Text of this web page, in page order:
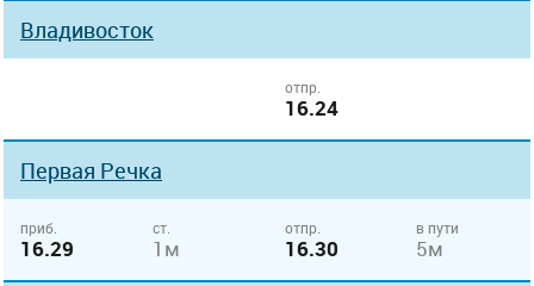
Владивосток
отпр.
16.24
Первая Речка
приб.
16.29
ст.
1м
отпр.
16.30
в пути
5м